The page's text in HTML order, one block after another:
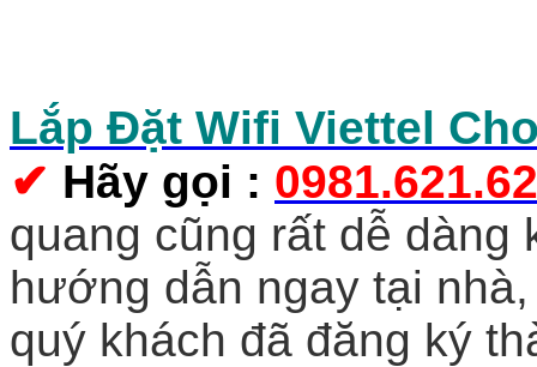
Lắp Đặt Wifi Viettel
✔ Hãy gọi :
quang cũng rất dễ dàng
hướng dẫn ngay tại
quý khách đã đăng ký